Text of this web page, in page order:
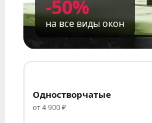
даем понятный план по
монтажу.
Заранее уточняем адрес,
выезда и особенности
калькулятор стоимости
-50%
на все виды окон
Одностворчатые
от 4 900 ₽